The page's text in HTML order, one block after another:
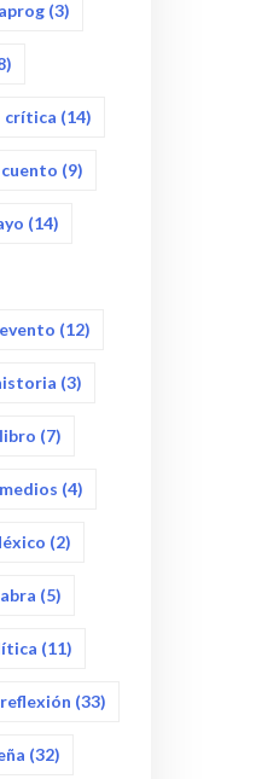
(3)
crítica (14)
cuento (9)
(14)
evento (12)
(3)
libro (7)
medios (4)
(2)
(5)
(11)
reflexión (33)
(32)